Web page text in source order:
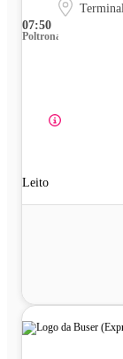
07:50
Poltrona
Leito